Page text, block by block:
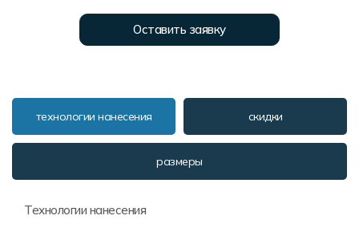
Оставить заявку
технологии нанесения скидки
размеры
Технологии нанесения
Форма в наличии
Распродажа
Реквизиты
Система скидок и наценок
Пользовательское соглашение